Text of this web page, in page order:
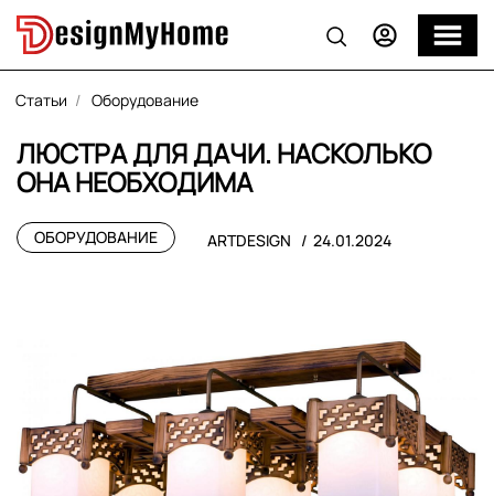
Статьи Оборудование
ЛЮСТРА ДЛЯ ДАЧИ. НАСКОЛЬКО
ОНА НЕОБХОДИМА
ОБОРУДОВАНИЕ ARTDESIGN 24.01.2024